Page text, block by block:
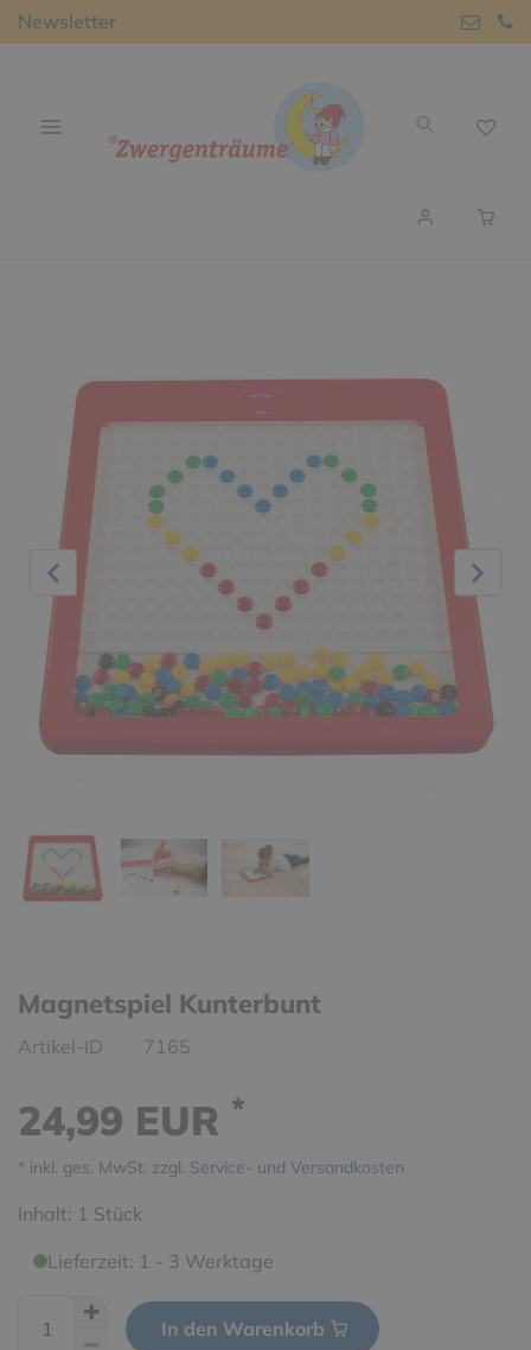
Newsletter
Magnetspiel Kunterbunt
Artikel-ID 7165
24,99 EUR *
* inkl. ges. MwSt. zzgl. Service- und Versandkosten
Inhalt: 1 Stück
Lieferzeit: 1 - 3 Werktage
In den Warenkorb